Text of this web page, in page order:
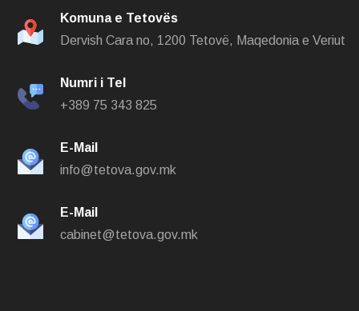
Komuna e Tetovës
Dervish Cara no, 1200 Tetovë, Maqedonia e Veriut
Numri i Tel
+389 75 343 825
E-Mail
info@tetova.gov.mk
E-Mail
cabinet@tetova.gov.mk